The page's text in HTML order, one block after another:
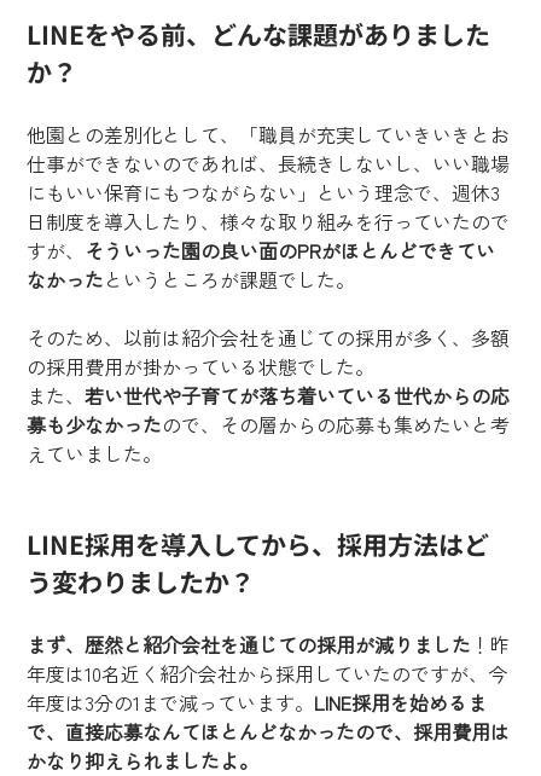
LINEをやる前、どんな課題がありました
か？
他園との差別化として、「職員が充実していきいきとお
仕事ができないのであれば、長続きしないし、いい職場
にもいい保育にもつながらない」という理念で、週休3
日制度を導入したり、様々な取り組みを行っていたので
すが、 そういった園の良い面のPRがほとんどできてい
なかったというところが課題でした。
そのため、以前は紹介会社を通じての採用が多く、多額
の採用費用が掛かっている状態でした。
また、若い世代や子育てが落ち着いている世代からの応
募も少なかったので、その層からの応募も集めたいと考
えていました。
LINE採用を導入してから、採用方法はど
う変わりましたか？
まず、歴然と紹介会社を通じての採用が減りました ！昨
年度は10名近く紹介会社から採用していたのですが、今
年度は3分の1まで減っています。 LINE採用を始めるま
で、直接応募なんてほとんどなかったので、採用費用は
かなり抑えられましたよ。